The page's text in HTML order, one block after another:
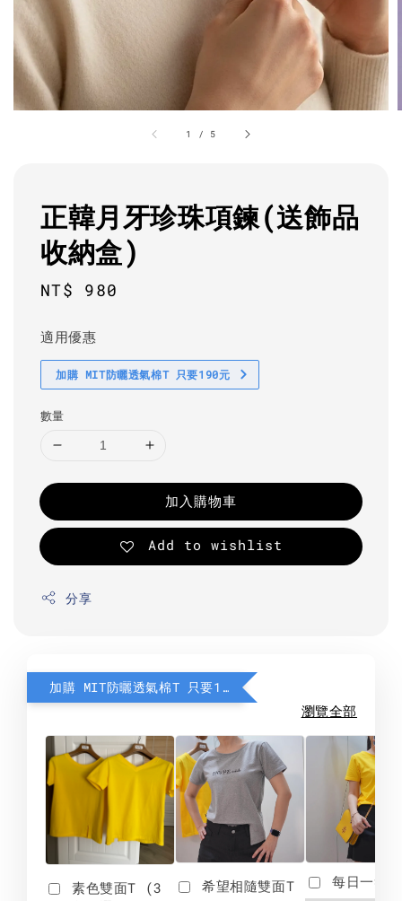
1 / 5
正韓月牙珍珠項鍊(送飾品
收納盒)
Regular
NT$ 980
適用優惠
加購 MIT防曬透氣棉T 只要190元
數量
加入購物車
Add to wishlist
分享
加購 MIT防曬透氣棉T 只要190元
瀏覽全部
素色雙面T (3
希望相隨雙面T 每日一笑